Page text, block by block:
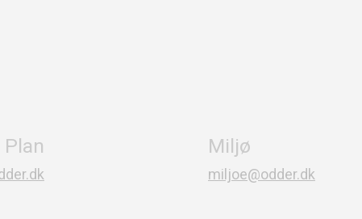
Miljø
miljoe@odder.dk